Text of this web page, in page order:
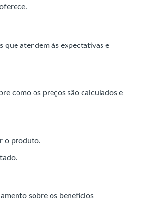
que atendem às expectativas e
como os preços são calculados e
o produto.
sobre os benefícios